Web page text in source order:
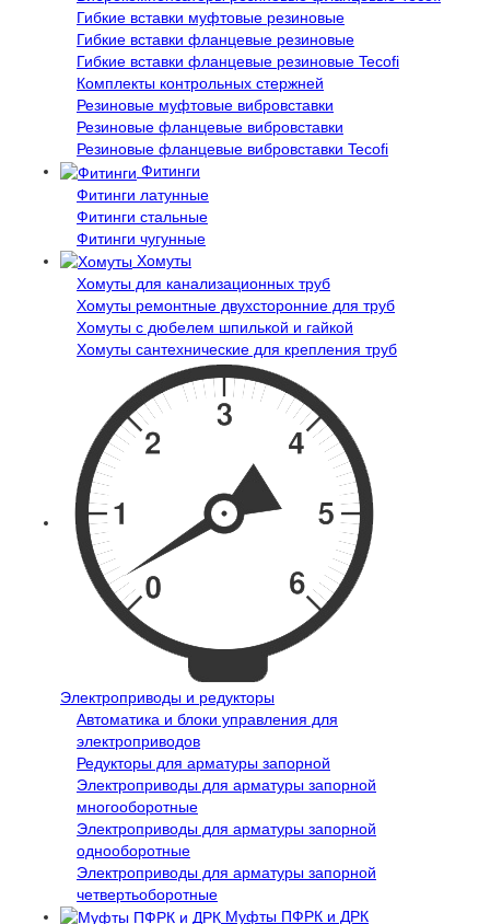
Гибкие вставки муфтовые резиновые
Гибкие вставки фланцевые резиновые
Гибкие вставки фланцевые резиновые Tecofi
Комплекты контрольных стержней
Резиновые муфтовые вибровставки
Резиновые фланцевые вибровставки
Резиновые фланцевые вибровставки Tecofi
Фитинги
Фитинги латунные
Фитинги стальные
Фитинги чугунные
Хомуты
Хомуты для канализационных труб
Хомуты ремонтные двухсторонние для труб
Хомуты с дюбелем шпилькой и гайкой
Хомуты сантехнические для крепления труб
Электроприводы и редукторы
Автоматика и блоки управления для
электроприводов
Редукторы для арматуры запорной
Электроприводы для арматуры запорной
многооборотные
Электроприводы для арматуры запорной
однооборотные
Электроприводы для арматуры запорной
четвертьоборотные
Муфты ПФРК и ДРК